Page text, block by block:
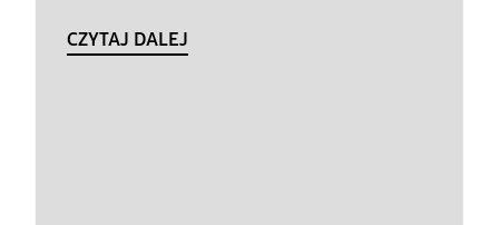
CZYTAJ DALEJ